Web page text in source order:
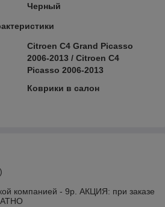
Черный
Citroen C4 Grand Picasso
2006-2013 / Citroen C4
Picasso 2006-2013
Коврики в салон
компанией - 9р. АКЦИЯ: при заказе